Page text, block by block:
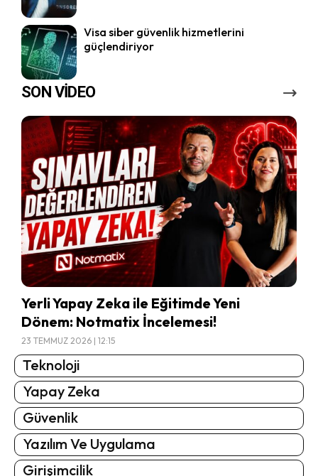
Visa siber güvenlik hizmetlerini
güçlendiriyor
SON VİDEO
Yerli Yapay Zeka ile Eğitimde Yeni
Dönem: Notmatix İncelemesi!
23 TEMMUZ 2026 | 12:15
Teknoloji
Yapay Zeka
Güvenlik
Yazılım Ve Uygulama
Girişimcilik